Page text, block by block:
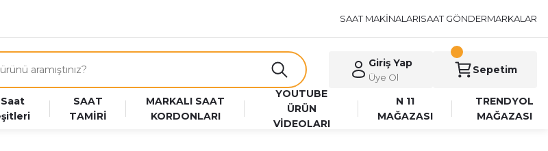
SAAT MAKİNALARISAAT GÖNDERMARKALAR
Giriş Yap
Üye Ol
Sepetim
SAAT
TAMİRİ
MARKALI SAAT
KORDONLARI
YOUTUBE
ÜRÜN
VİDEOLARI
N 11
MAĞAZASI
TRENDYOL
MAĞAZASI